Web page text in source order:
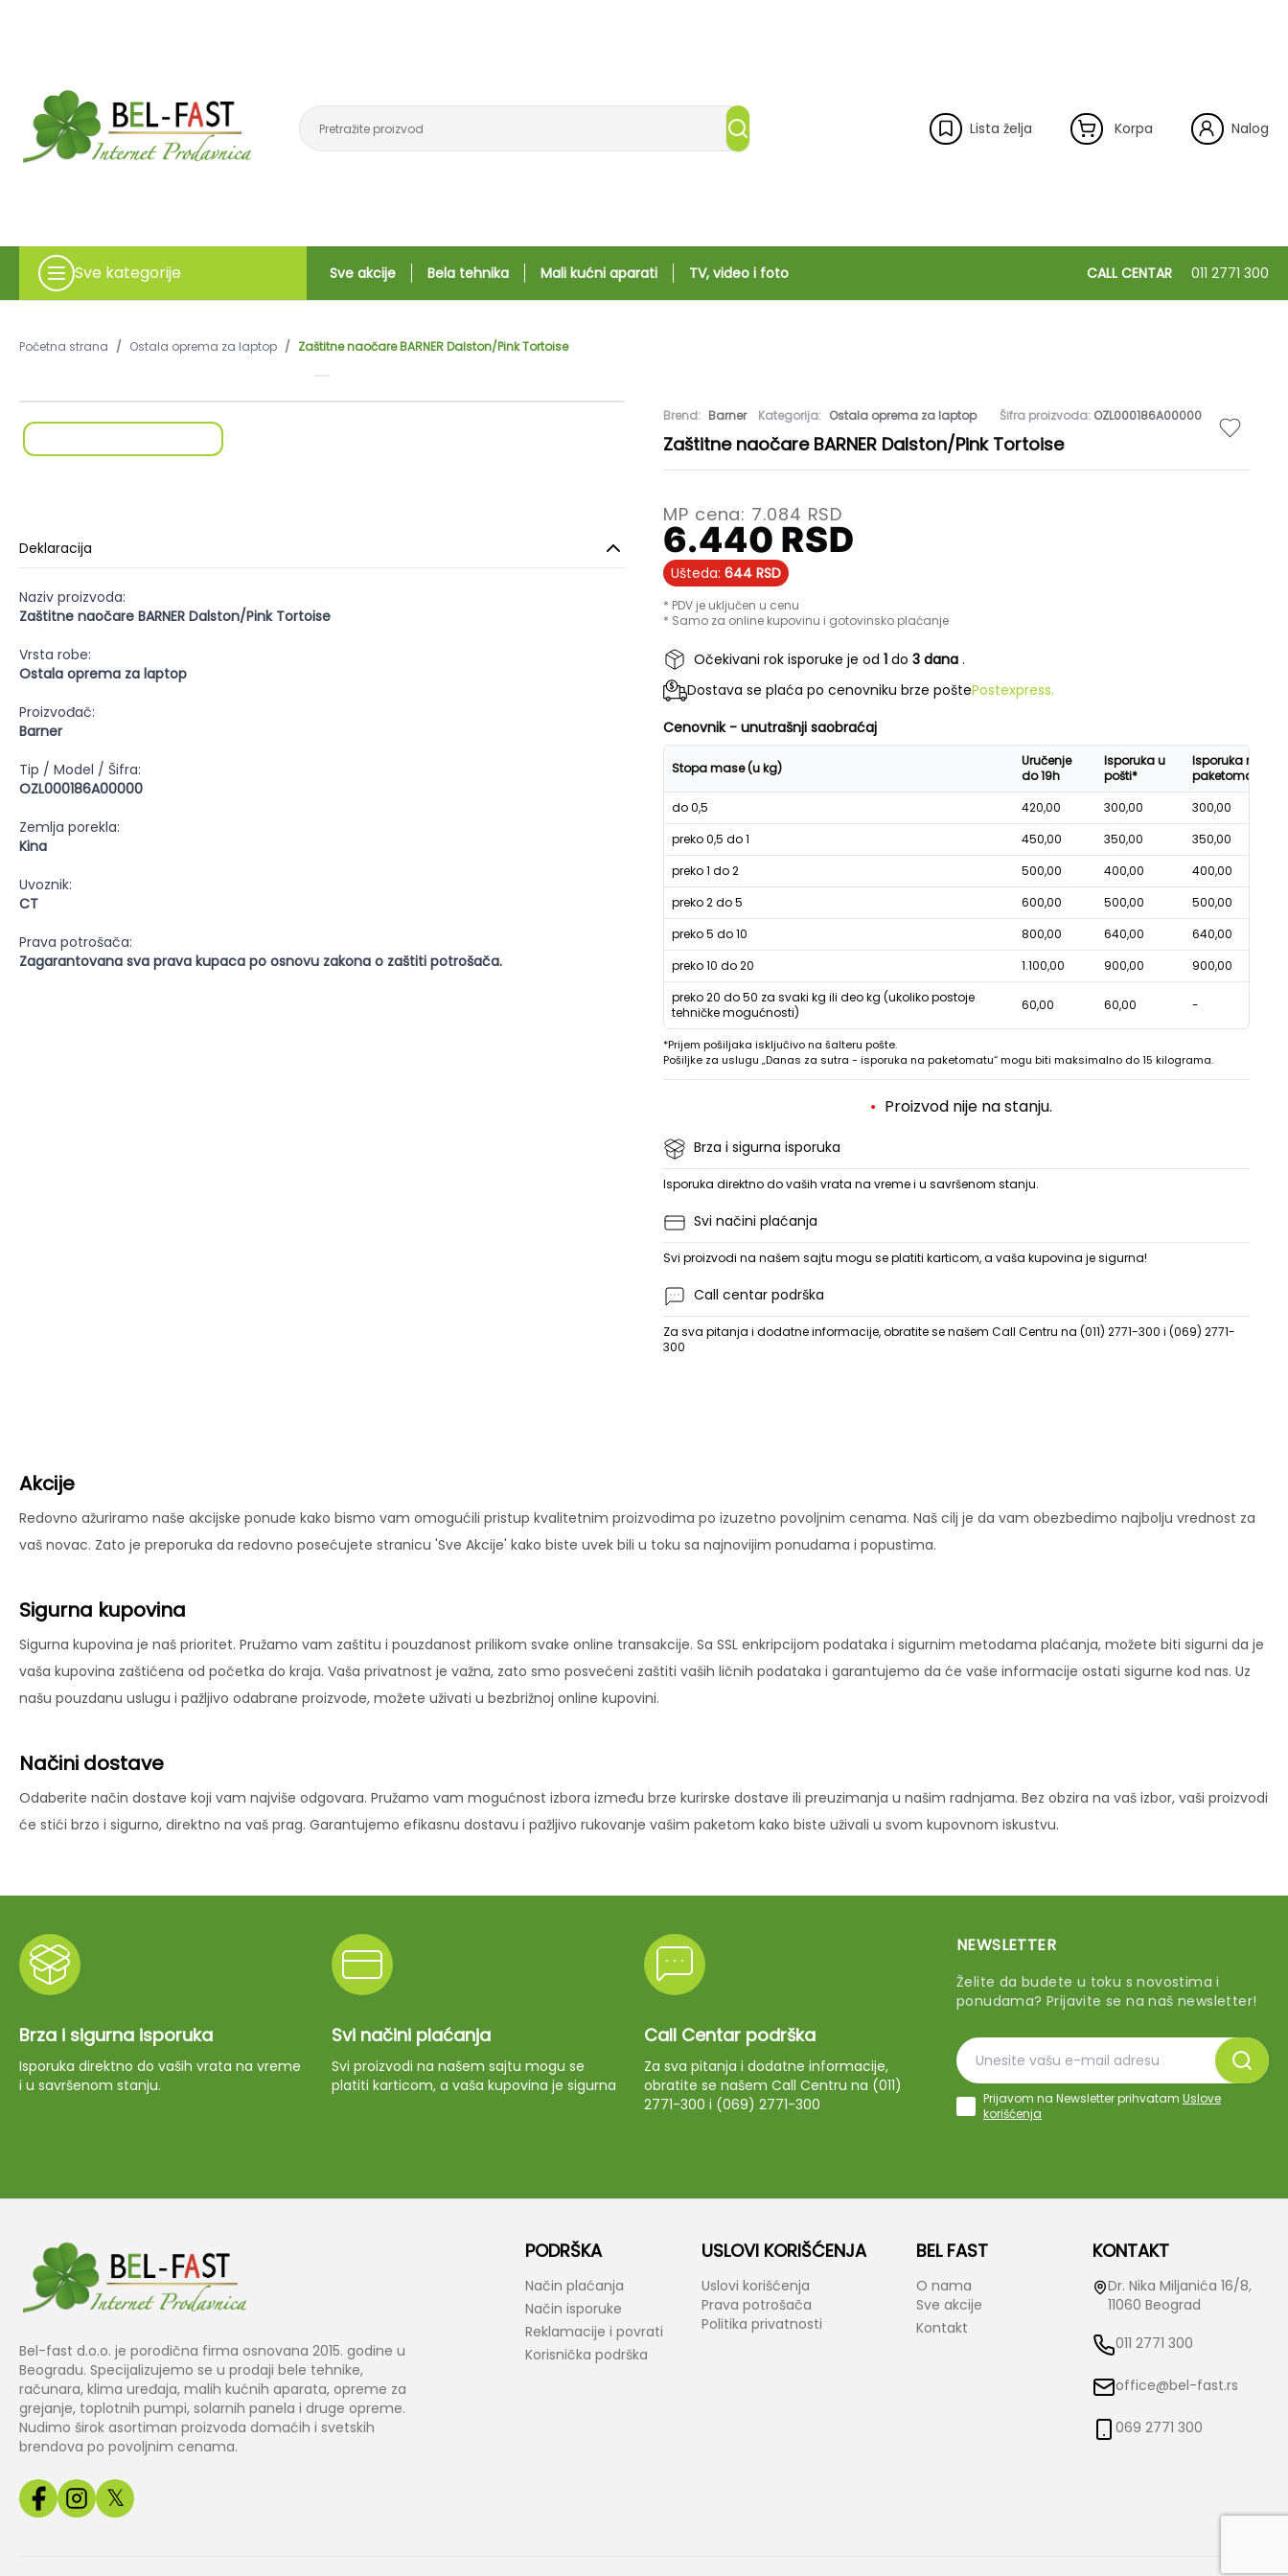
Lista želja Korpa Nalog
Sve kategorije Sve akcije Bela tehnika Mali kućni aparati TV, video i foto CALL CENTAR 011 2771 300
Početna strana / Ostala oprema za laptop / Zaštitne naočare BARNER Dalston/Pink Tortoise
Deklaracija
Naziv proizvoda:
Zaštitne naočare BARNER Dalston/Pink Tortoise
Vrsta robe:
Ostala oprema za laptop
Proizvođač:
Barner
Tip / Model / Šifra:
OZL000186A00000
Zemlja porekla:
Kina
Uvoznik:
CT
Prava potrošača:
Zagarantovana sva prava kupaca po osnovu zakona o zaštiti potrošača.
Brend: Barner Kategorija: Ostala oprema za laptop Šifra proizvoda: OZL000186A00000
Zaštitne naočare BARNER Dalston/Pink Tortoise
MP cena: 7.084 RSD
6.440 RSD
Ušteda: 644 RSD
* PDV je uključen u cenu
* Samo za online kupovinu i gotovinsko plaćanje
Očekivani rok isporuke je od 1 do 3 dana .
Dostava se plaća po cenovniku brze poštePostexpress.
Cenovnik - unutrašnji saobraćaj
Stopa mase (u kg)
Uručenje
do 19h
Isporuka u
pošti*
Isporuka na
paketomatu*
do 0,5
420,00 300,00
300,00
preko 0,5 do 1
450,00 350,00
350,00
preko 1 do 2
500,00 400,00
400,00
preko 2 do 5
600,00 500,00
500,00
preko 5 do 10
800,00 640,00
640,00
preko 10 do 20
1.100,00 900,00
900,00
preko 20 do 50 za svaki kg ili deo kg (ukoliko postoje
tehničke mogućnosti)
60,00 60,00 -
*Prijem pošiljaka isključivo na šalteru pošte.
Pošiljke za uslugu „Danas za sutra - isporuka na paketomatu“ mogu biti maksimalno do 15 kilograma.
Proizvod nije na stanju.
Brza i sigurna isporuka
Isporuka direktno do vaših vrata na vreme i u savršenom stanju.
Svi načini plaćanja
Svi proizvodi na našem sajtu mogu se platiti karticom, a vaša kupovina je sigurna!
Call centar podrška
Za sva pitanja i dodatne informacije, obratite se našem Call Centru na (011) 2771-300 i (069) 2771-
300
Akcije
Redovno ažuriramo naše akcijske ponude kako bismo vam omogućili pristup kvalitetnim proizvodima po izuzetno povoljnim cenama. Naš cilj je da vam obezbedimo najbolju vrednost za
vaš novac. Zato je preporuka da redovno posećujete stranicu 'Sve Akcije' kako biste uvek bili u toku sa najnovijim ponudama i popustima.
Sigurna kupovina
Sigurna kupovina je naš prioritet. Pružamo vam zaštitu i pouzdanost prilikom svake online transakcije. Sa SSL enkripcijom podataka i sigurnim metodama plaćanja, možete biti sigurni da je
vaša kupovina zaštićena od početka do kraja. Vaša privatnost je važna, zato smo posvećeni zaštiti vaših ličnih podataka i garantujemo da će vaše informacije ostati sigurne kod nas. Uz
našu pouzdanu uslugu i pažljivo odabrane proizvode, možete uživati u bezbrižnoj online kupovini.
Načini dostave
Odaberite način dostave koji vam najviše odgovara. Pružamo vam mogućnost izbora između brze kurirske dostave ili preuzimanja u našim radnjama. Bez obzira na vaš izbor, vaši proizvodi
će stići brzo i sigurno, direktno na vaš prag. Garantujemo efikasnu dostavu i pažljivo rukovanje vašim paketom kako biste uživali u svom kupovnom iskustvu.
Brza i sigurna isporuka
Isporuka direktno do vaših vrata na vreme
i u savršenom stanju.
Svi načini plaćanja
Svi proizvodi na našem sajtu mogu se
platiti karticom, a vaša kupovina je sigurna
Call Centar podrška
Za sva pitanja i dodatne informacije,
obratite se našem Call Centru na (011)
2771-300 i (069) 2771-300
NEWSLETTER
Želite da budete u toku s novostima i
ponudama? Prijavite se na naš newsletter!
Prijavom na Newsletter prihvatam Uslove
korišćenja
Bel-fast d.o.o. je porodična firma osnovana 2015. godine u
Beogradu. Specijalizujemo se u prodaji bele tehnike,
računara, klima uređaja, malih kućnih aparata, opreme za
grejanje, toplotnih pumpi, solarnih panela i druge opreme.
Nudimo širok asortiman proizvoda domaćih i svetskih
brendova po povoljnim cenama.
𝕏
PODRŠKA
Način plaćanja
Način isporuke
Reklamacije i povrati
Korisnička podrška
USLOVI KORIŠĆENJA
Uslovi korišćenja
Prava potrošača
Politika privatnosti
BEL FAST
O nama
Sve akcije
Kontakt
KONTAKT
Dr. Nika Miljanića 16/8,
11060 Beograd
011 2771 300
office@bel-fast.rs
069 2771 300